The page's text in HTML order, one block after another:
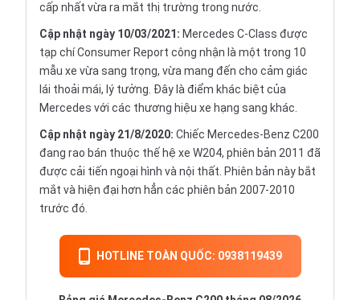
cấp nhất vừa ra mắt thị trường trong nước.
Cập nhật ngày 10/03/2021: Mercedes C-Class được
tạp chí Consumer Report công nhận là một trong 10
mẫu xe vừa sang trọng, vừa mang đến cho cảm giác
lái thoải mái, lý tưởng. Đây là điểm khác biệt của
Mercedes với các thương hiệu xe hạng sang khác.
Cập nhật ngày 21/8/2020: Chiếc Mercedes-Benz C200
đang rao bán thuộc thế hệ xe W204, phiên bản 2011 đã
được cải tiến ngoại hình và nội thất. Phiên bản này bắt
mắt và hiện đại hơn hẳn các phiên bản 2007-2010
trước đó.
HOTLINE TOÀN QUỐC: 0938119439